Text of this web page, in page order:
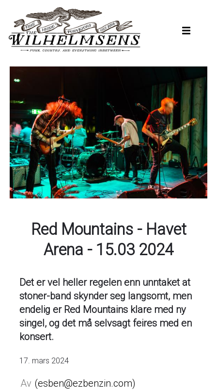
hovedinnhold
Red Mountains - Havet
Arena - 15.03 2024
Det er vel heller regelen enn unntaket at
stoner-band skynder seg langsomt, men
endelig er Red Mountains klare med ny
singel, og det må selvsagt feires med en
konsert.
17. mars 2024
esben@ezbenzin.com